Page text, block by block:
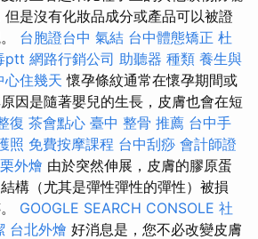
是沒有化妝品成分或產品可以被證
台胞證台中 氣結 台中體態矯正 杜
ptt 網路行銷公司 助聽器 種類 養生與
心住幾天 懷孕條紋通常在懷孕期間或
因是隨著嬰兒的生長，皮膚也會在短
復 茶會點心 臺中 整骨 推薦 台中手
照 免費按摩課程 台中刮痧 會計師證
外燴 由於突然伸展，皮膚的膠原蛋
構（尤其是彈性彈性的彈性）被損
GOOGLE SEARCH CONSOLE 社
台北外燴 好消息是，您不必改變皮膚